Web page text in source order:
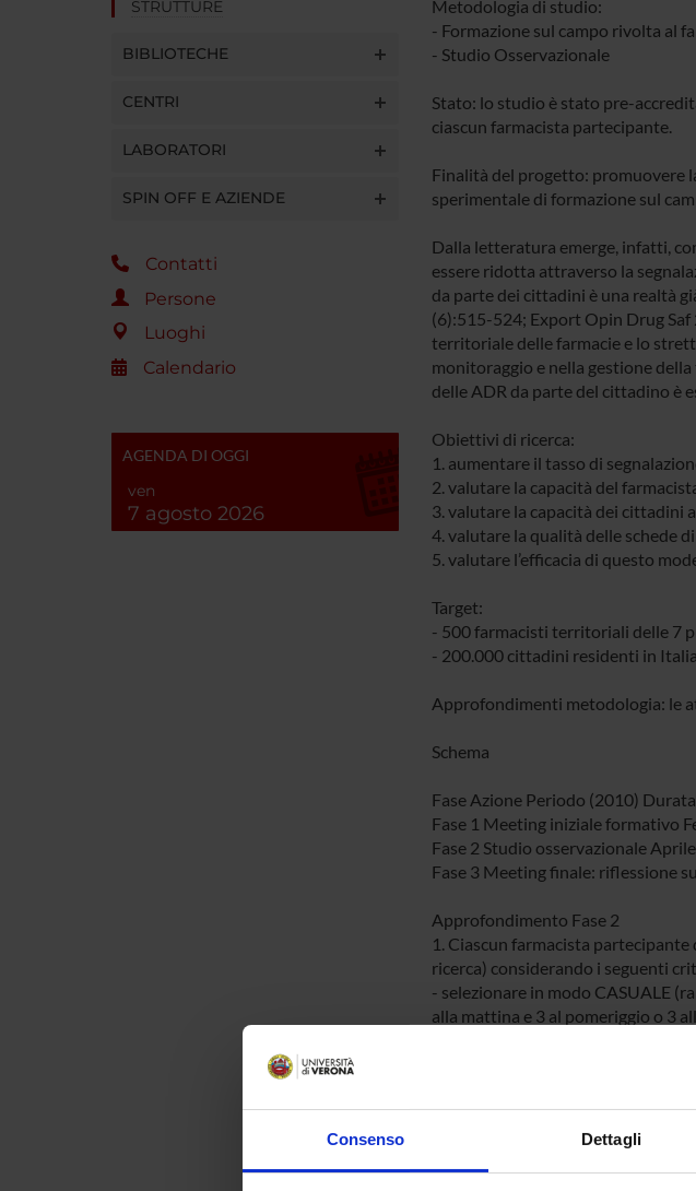
Consenso Dettagli
STRUTTURE
BIBLIOTECHE
CENTRI
LABORATORI
SPIN OFF E AZIENDE
Contatti
Persone
Luoghi
Calendario
AGENDA DI OGGI
ven
7 agosto 2026
Metodologia di studio:
- Formazione sul campo rivolta al
- Studio Osservazionale
Stato: lo studio è stato pre-
ciascun farmacista partecipante.
Finalità del progetto: promuovere
sperimentale di formazione sul
Dalla letteratura emerge, infatti,
essere ridotta attraverso la
da parte dei cittadini è una realtà
(6):515-524; Export Opin Drug
territoriale delle farmacie e lo
monitoraggio e nella gestione
delle ADR da parte del cittadino è
Obiettivi di ricerca:
1. aumentare il tasso di
2. valutare la capacità del
3. valutare la capacità dei cittadini
4. valutare la qualità delle schede
5. valutare l’efficacia di questo
Target:
- 500 farmacisti territoriali delle 7
- 200.000 cittadini residenti in
Approfondimenti metodologia: le
Schema
Fase Azione Periodo (2010) Durata
Fase 1 Meeting iniziale formativo
Fase 2 Studio osservazionale
Fase 3 Meeting finale: riflessione
Approfondimento Fase 2
1. Ciascun farmacista
ricerca) considerando i seguenti
- selezionare in modo CASUALE
alla mattina e 3 al pomeriggio o 3
Il numero stabilito del campione
del cittadino sufficiente a
Il calcolo si è basato sui dati di